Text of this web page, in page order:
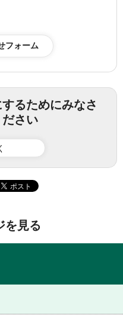
るためにみなさ
さい
を見る